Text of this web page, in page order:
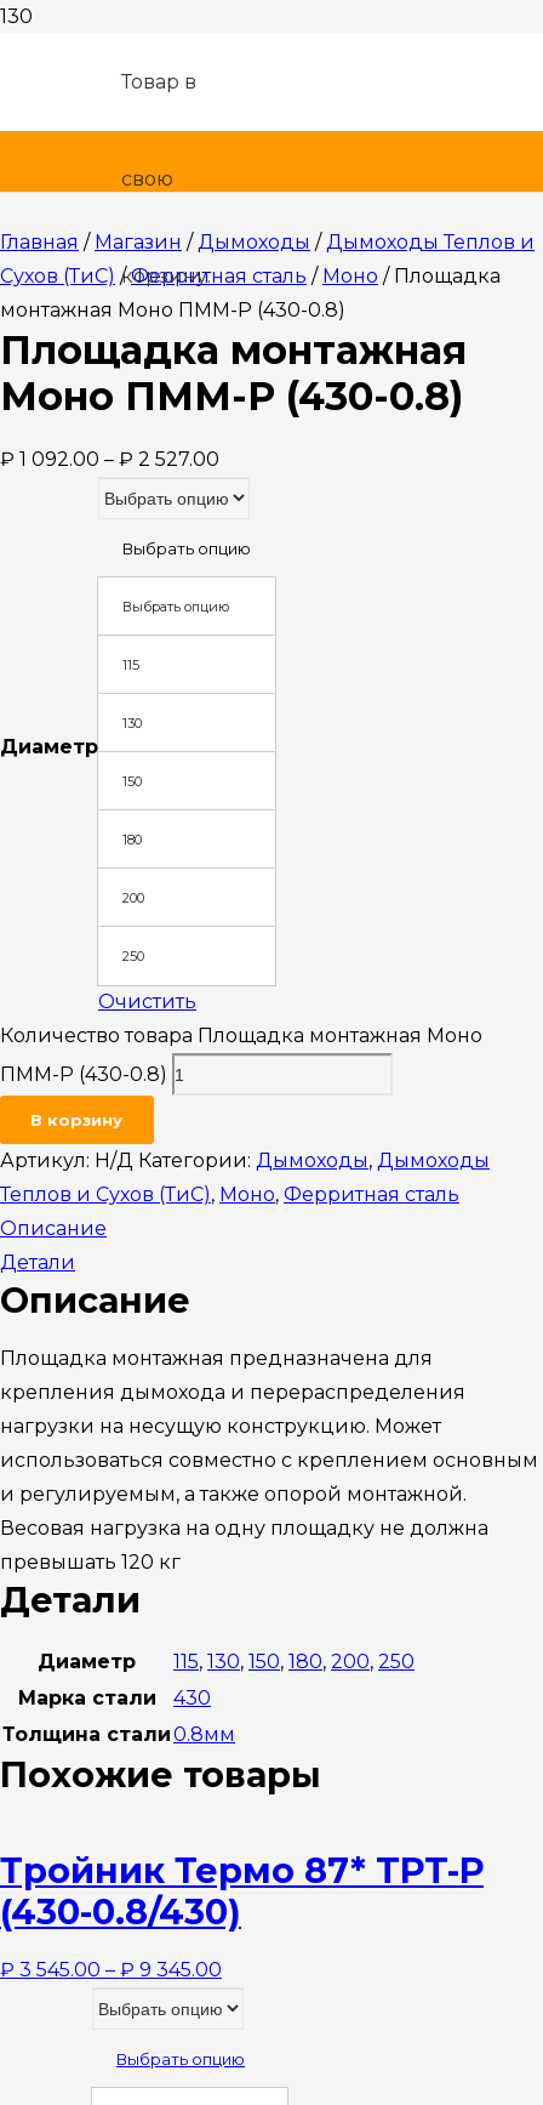
Товар в
свою
корзину.
Главная / Магазин /Дымоходы /Дымоходы Теплов и
Сухов (ТиС) /Ферритная сталь / Моно / Площадка
монтажная Моно ПММ-Р (430-0.8)
Площадка монтажная
Моно ПММ-Р (430-0.8)
₽ 1 092.00 – ₽ 2 527.00
Диаметр
Выбрать опцию
Выбрать опцию
115
130
150
180
200
250
Очистить
Количество товара Площадка монтажная Моно
ПММ-Р (430-0.8)
В корзину
Артикул: Н/Д Категории: Дымоходы, Дымоходы
Теплов и Сухов (ТиС), Моно, Ферритная сталь
Описание
Детали
Описание
Площадка монтажная предназначена для
крепления дымохода и перераспределения
нагрузки на несущую конструкцию. Может
использоваться совместно с креплением основным
и регулируемым, а также опорой монтажной.
Весовая нагрузка на одну площадку не должна
превышать 120 кг
Детали
Диаметр 115, 130, 150, 180, 200, 250
Марка стали
430
Толщина стали0.8мм
Похожие товары
Тройник Термо 87* TРT-Р
(430-0.8/430)
₽ 3 545.00 – ₽ 9 345.00
Выбрать опцию